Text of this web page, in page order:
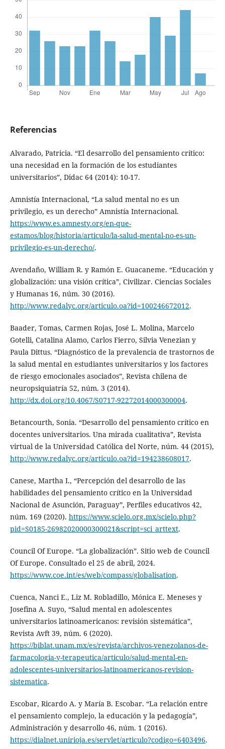
Referencias
Alvarado, Patricia. “El desarrollo del pensamiento crítico:
una necesidad en la formación de los estudiantes
universitarios”, Didac 64 (2014): 10-17.
Amnistía Internacional, “La salud mental no es un
privilegio, es un derecho” Amnistía Internacional.
https://www.es.amnesty.org/en-que-
estamos/blog/historia/articulo/la-salud-mental-no-es-un-
privilegio-es-un-derecho/.
Avendaño, William R. y Ramón E. Guacaneme. “Educación y
globalización: una visión crítica”, Civilizar. Ciencias Sociales
y Humanas 16, núm. 30 (2016).
http://www.redalyc.org/articulo.oa?id=100246672012.
Baader, Tomas, Carmen Rojas, José L. Molina, Marcelo
Gotelli, Catalina Alamo, Carlos Fierro, Silvia Venezian y
Paula Dittus. “Diagnóstico de la prevalencia de trastornos de
la salud mental en estudiantes universitarios y los factores
de riesgo emocionales asociados”, Revista chilena de
neuropsiquiatría 52, núm. 3 (2014).
http://dx.doi.org/10.4067/S0717-92272014000300004.
Betancourth, Sonia. “Desarrollo del pensamiento crítico en
docentes universitarios. Una mirada cualitativa”, Revista
virtual de la Universidad Católica del Norte, núm. 44 (2015),
http://www.redalyc.org/articulo.oa?id=194238608017.
Canese, Martha I., “Percepción del desarrollo de las
habilidades del pensamiento crítico en la Universidad
Nacional de Asunción, Paraguay”, Perfiles educativos 42,
núm. 169 (2020). https://www.scielo.org.mx/scielo.php?
pid=S0185-26982020000300021&script=sci_arttext.
Council Of Europe. “La globalización”. Sitio web de Council
Of Europe. Consultado el 25 de abril, 2024.
https://www.coe.int/es/web/compass/globalisation.
Cuenca, Nanci E., Liz M. Robladillo, Mónica E. Meneses y
Josefina A. Suyo, “Salud mental en adolescentes
universitarios latinoamericanos: revisión sistemática”,
Revista Avft 39, núm. 6 (2020).
https://biblat.unam.mx/es/revista/archivos-venezolanos-de-
farmacologia-y-terapeutica/articulo/salud-mental-en-
adolescentes-universitarios-latinoamericanos-revision-
sistematica.
Escobar, Ricardo A. y María B. Escobar. “La relación entre
el pensamiento complejo, la educación y la pedagogía”,
Administración y desarrollo 46, núm. 1 (2016).
https://dialnet.unirioja.es/servlet/articulo?codigo=6403496.